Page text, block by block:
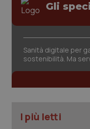
Gli
Sanità digitale per
sostenibilità. Ma
I più letti
tracking-enable
tracking-sites-